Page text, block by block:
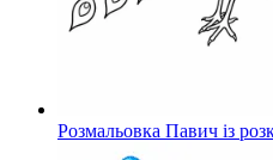
Розмальовка Павич із